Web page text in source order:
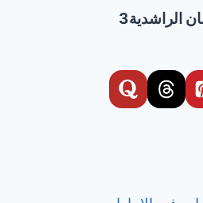
الراشدية3